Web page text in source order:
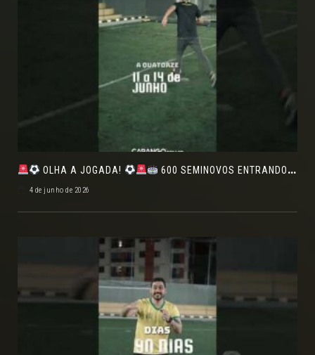
OLHA A JOGADA! 600 SEMINOVOS ENTRANDO EM CAMPO NO FEIRÃO DE VERDADE!
4 de junho de 2026